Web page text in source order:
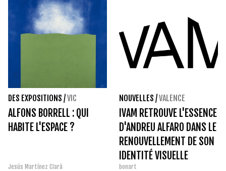
DES EXPOSITIONS /VIC
ALFONS BORRELL : QUI
HABITE L'ESPACE ?
Jesús Martínez Clarà
NOUVELLES /VALENCE
IVAM RETROUVE L'ESSENCE
D'ANDREU ALFARO DANS LE
RENOUVELLEMENT DE SON
IDENTITÉ VISUELLE
bonart